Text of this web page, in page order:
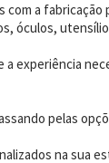
a
óculos,
experiência
pelas
na sua